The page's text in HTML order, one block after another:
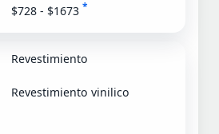
$728 - $1673 *
Revestimiento
Revestimiento vinilico